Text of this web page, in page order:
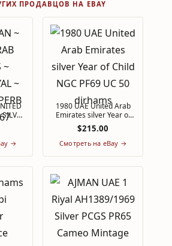
ПРОДАВЦОВ НА EBAY
~
67
→
1980 UAE United Arab
Emirates silver Year of
Child NGC PF69 UC 50
dirhams
$215.00
Смотреть на eBay →